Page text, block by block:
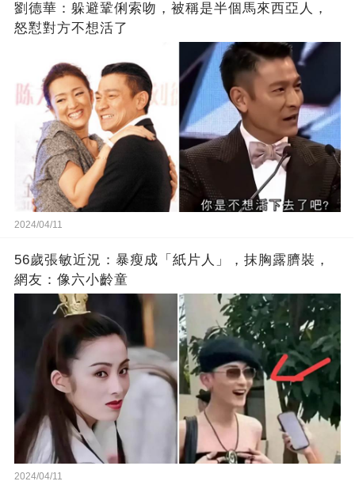
劉德華：躲避鞏俐索吻，被稱是半個馬來西亞人，
怒懟對方不想活了
2024/04/11
56歲張敏近況：暴瘦成「紙片人」，抹胸露臍裝，
網友：像六小齡童
2024/04/11